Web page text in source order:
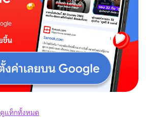
ดูแท็กทั้งหมด